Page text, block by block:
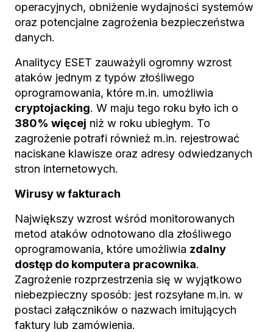
operacyjnych, obniżenie wydajności systemów
oraz potencjalne zagrożenia bezpieczeństwa
danych.
Analitycy ESET zauważyli ogromny wzrost
ataków jednym z typów złośliwego
oprogramowania, które m.in. umożliwia
cryptojacking. W maju tego roku było ich o
380% więcej niż w roku ubiegłym. To
zagrożenie potrafi również m.in. rejestrować
naciskane klawisze oraz adresy odwiedzanych
stron internetowych.
Wirusy w fakturach
Największy wzrost wśród monitorowanych
metod ataków odnotowano dla złośliwego
oprogramowania, które umożliwia zdalny
dostęp do komputera pracownika.
Zagrożenie rozprzestrzenia się w wyjątkowo
niebezpieczny sposób: jest rozsyłane m.in. w
postaci załączników o nazwach imitujących
faktury lub zamówienia.